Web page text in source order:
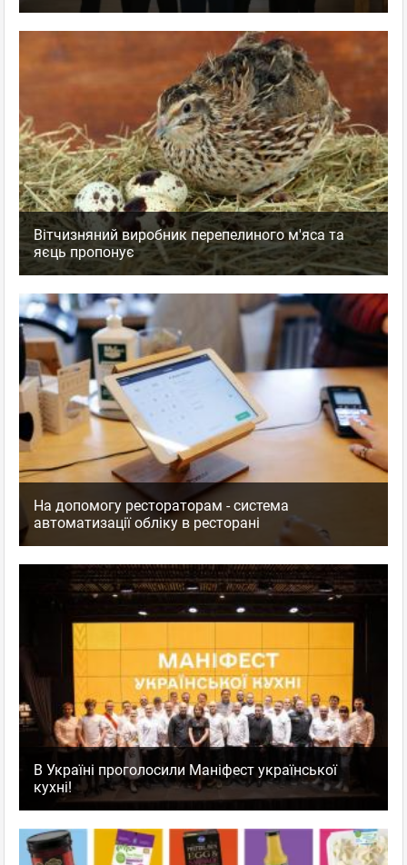
Вітчизняний виробник перепелиного м'яса та
яєць пропонує
На допомогу рестораторам - система
автоматизації обліку в ресторані
В Україні проголосили Маніфест української
кухні!